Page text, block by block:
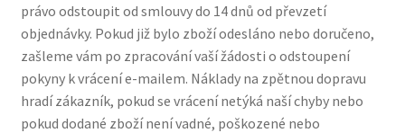
Testy
Značky
child
menu
Kontakty
právo odstoupit od smlouvy do 14 dnů od převzetí
objednávky. Pokud již bylo zboží odesláno nebo doručeno,
zašleme vám po zpracování vaší žádosti o odstoupení
pokyny k vrácení e-mailem. Náklady na zpětnou dopravu
hradí zákazník, pokud se vrácení netýká naší chyby nebo
pokud dodané zboží není vadné, poškozené nebo